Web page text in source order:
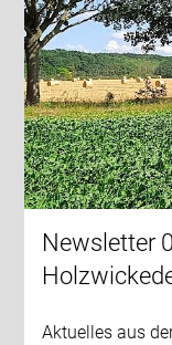
Newsletter
Aktuelles aus